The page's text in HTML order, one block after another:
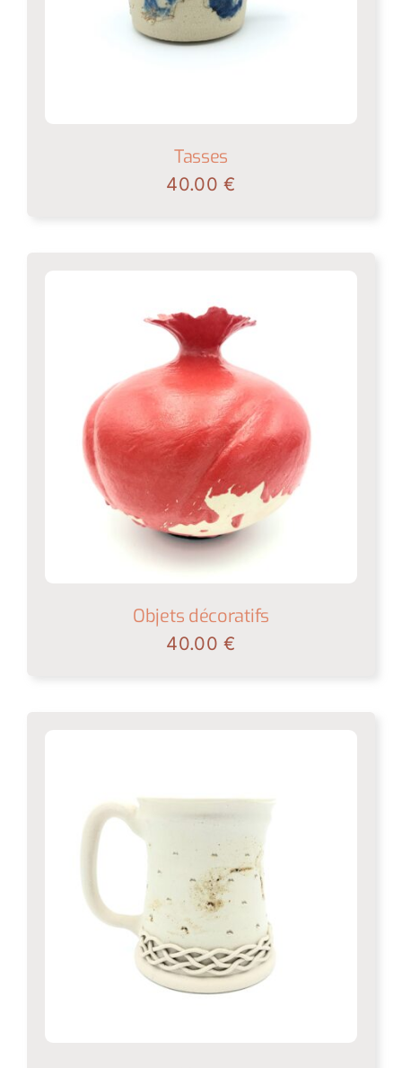
Tasses
40.00€
Objets décoratifs
40.00€